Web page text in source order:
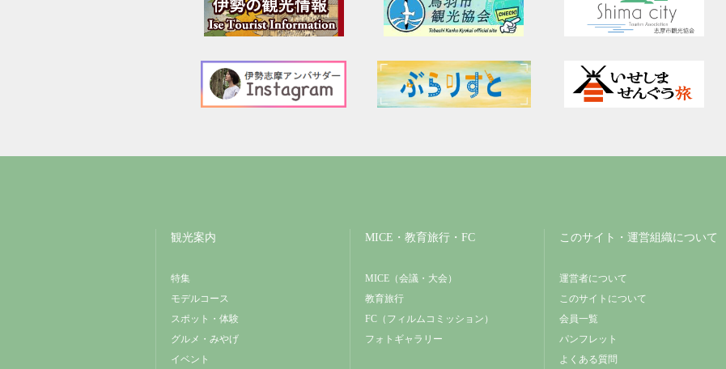
観光案内
特集
モデルコース
スポット・体験
グルメ・みやげ
イベント
MICE・教育旅行・FC
MICE（会議・大会）
教育旅行
FC（フィルムコミッション）
フォトギャラリー
このサイト・運営組織について
運営者について
このサイトについて
会員一覧
パンフレット
よくある質問